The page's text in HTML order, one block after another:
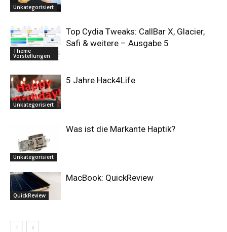
Unkategorisiert
Theme
Vorstellungen
Top Cydia Tweaks: CallBar X, Glacier,
Safi & weitere – Ausgabe 5
Unkategorisiert
5 Jahre Hack4Life
Unkategorisiert
Was ist die Markante Haptik?
QuickReview
MacBook: QuickReview